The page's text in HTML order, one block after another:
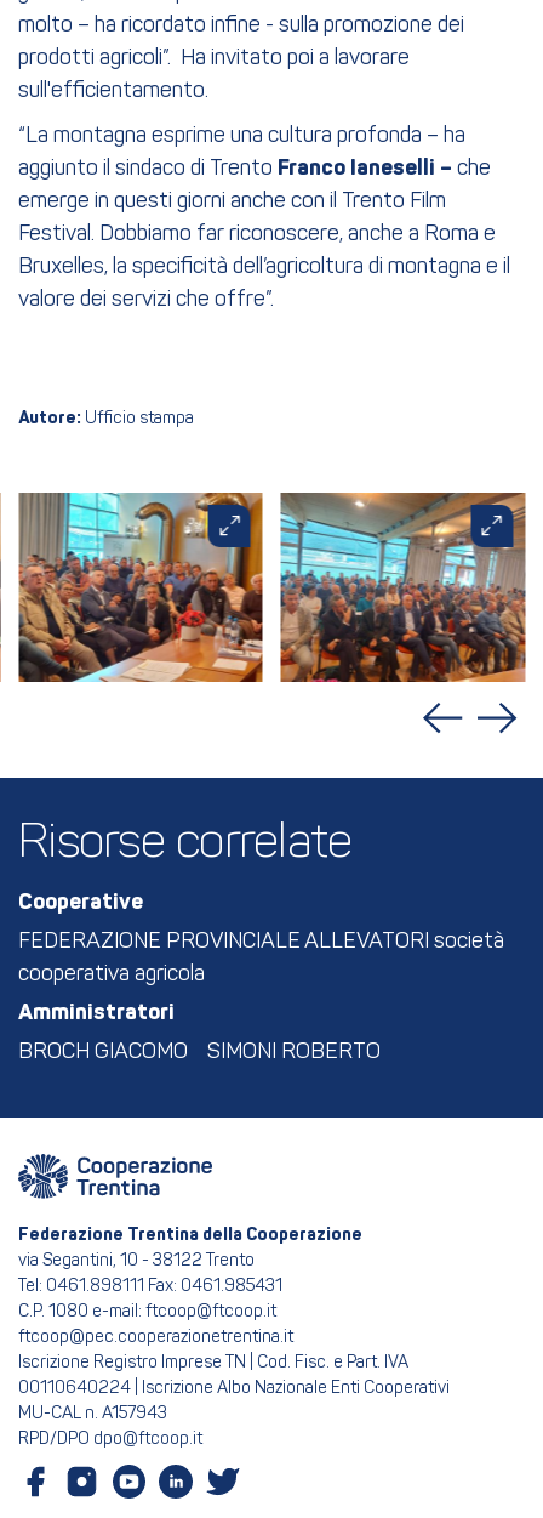
molto – ha ricordato infine - sulla promozione dei
prodotti agricoli”. Ha invitato poi a lavorare
sull'efficientamento.
“La montagna esprime una cultura profonda – ha
aggiunto il sindaco di Trento Franco Ianeselli – che
emerge in questi giorni anche con il Trento Film
Festival. Dobbiamo far riconoscere, anche a Roma e
Bruxelles, la specificità dell’agricoltura di montagna e il
valore dei servizi che offre”.
Autore: Ufficio stampa
Risorse correlate
Cooperative
FEDERAZIONE PROVINCIALE ALLEVATORI società
cooperativa agricola
Amministratori
BROCH GIACOMO SIMONI ROBERTO
Federazione Trentina della Cooperazione
via Segantini, 10 - 38122 Trento
Tel: 0461.898111 Fax: 0461.985431
C.P. 1080 e-mail: ftcoop@ftcoop.it
ftcoop@pec.cooperazionetrentina.it
Iscrizione Registro Imprese TN | Cod. Fisc. e Part. IVA
00110640224 | Iscrizione Albo Nazionale Enti Cooperativi
MU-CAL n. A157943
RPD/DPO dpo@ftcoop.it